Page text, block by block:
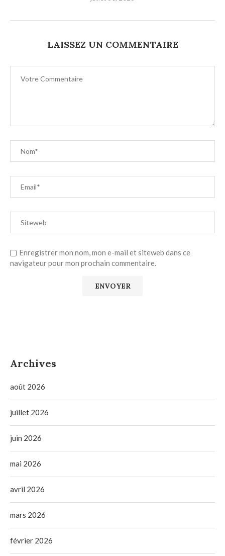
LAISSEZ UN COMMENTAIRE
Enregistrer mon nom, mon e-mail et siteweb dans ce
navigateur pour mon prochain commentaire.
Archives
août 2026
juillet 2026
juin 2026
mai 2026
avril 2026
mars 2026
février 2026